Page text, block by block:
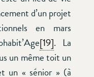
d’un projet
en mars
[19]. La
un même toit un
un « sénior » (à